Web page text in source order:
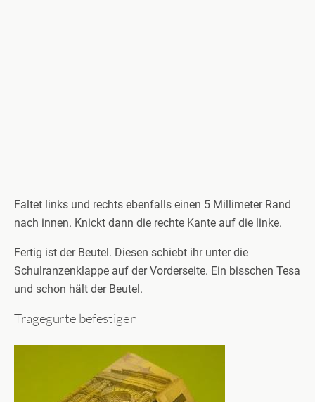
Faltet links und rechts ebenfalls einen 5 Millimeter Rand
nach innen. Knickt dann die rechte Kante auf die linke.
Fertig ist der Beutel. Diesen schiebt ihr unter die
Schulranzenklappe auf der Vorderseite. Ein bisschen Tesa
und schon hält der Beutel.
Tragegurte befestigen